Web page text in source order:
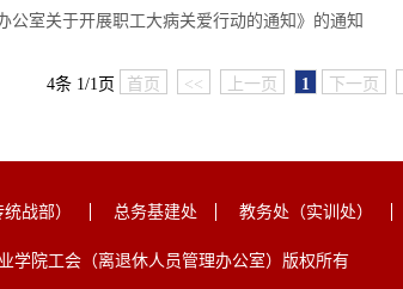
公室关于开展职工大病关爱行动的通知》的通知
4条 1/1页 首页 << 上一页 1 下一页
战部） 总务基建处 教务处（实训处）
学院工会（离退休人员管理办公室）版权所有